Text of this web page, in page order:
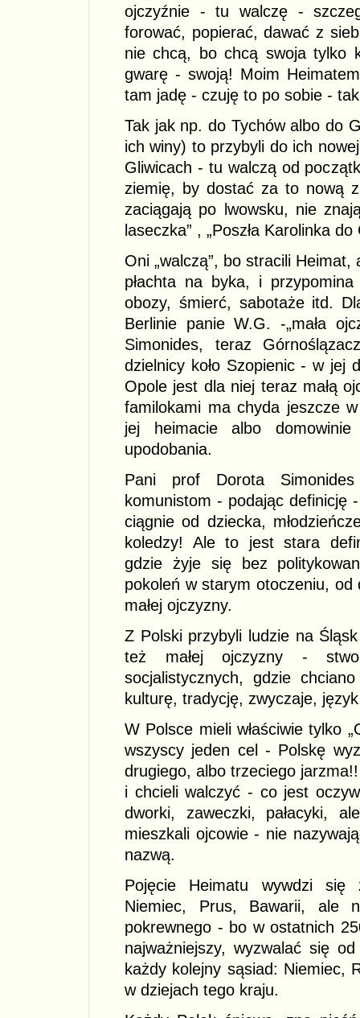
ojczyźnie - tu walczę -
forować, popierać, dawać z
nie chcą, bo chcą swoja tylko
gwarę - swoją! Moim
tam jadę - czuję to po sobie -
Tak jak np. do Tychów albo do
ich winy) to przybyli do ich
Gliwicach - tu walczą od
ziemię, by dostać za to nową
zaciągają po lwowsku, nie
laseczka” , „Poszła Karolinka
Oni „walczą”, bo stracili Heimat,
płachta na byka, i
obozy, śmierć, sabotaże itd.
Berlinie panie W.G. -„mała
Simonides, teraz
dzielnicy koło Szopienic - w jej
Opole jest dla niej teraz małą
familokami ma chyda jeszcze
jej heimacie albo
upodobania.
Pani prof Dorota
komunistom - podając definicję
ciągnie od dziecka,
koledzy! Ale to jest stara
gdzie żyje się bez
pokoleń w starym otoczeniu,
małej ojczyzny.
Z Polski przybyli ludzie na
też małej ojczyzny -
socjalistycznych, gdzie
kulturę, tradycję, zwyczaje,
W Polsce mieli właściwie tylko
wszyscy jeden cel - Polskę
drugiego, albo trzeciego
i chcieli walczyć - co jest
dworki, zaweczki, pałacyki,
mieszkali ojcowie - nie
nazwą.
Pojęcie Heimatu wywdzi się
Niemiec, Prus, Bawarii, ale
pokrewnego - bo w ostatnich
najważniejszy, wyzwalać się
każdy kolejny sąsiad: Niemiec,
w dziejach tego kraju.